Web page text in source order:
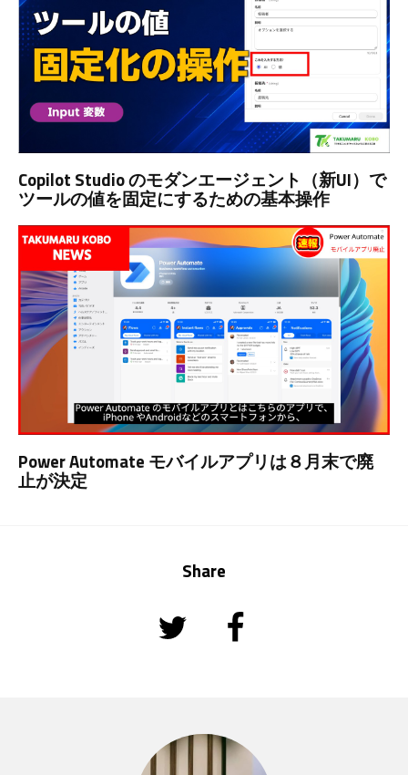
Copilot Studio のモダンエージェント（新UI）で
ツールの値を固定にするための基本操作
Power Automate モバイルアプリは８月末で廃
止が決定
Share